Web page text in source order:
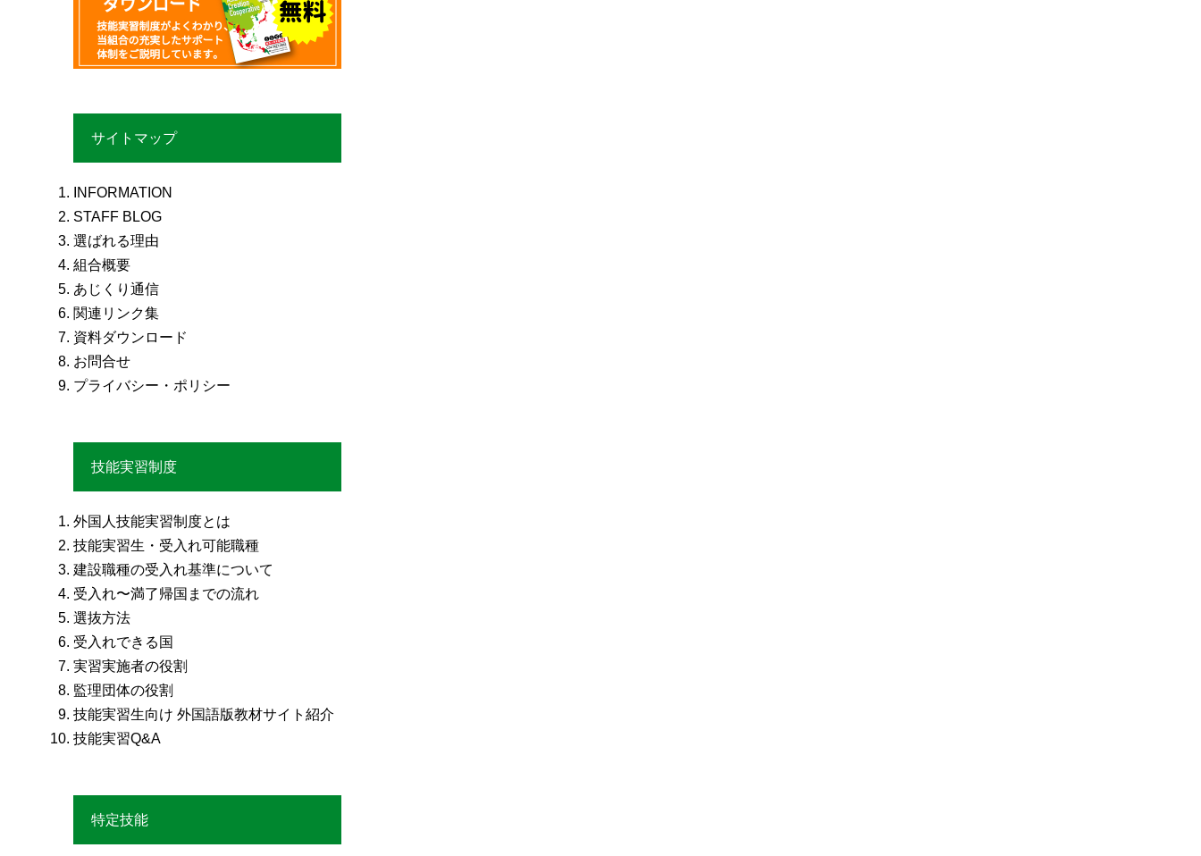
サイトマップ
INFORMATION
STAFF BLOG
選ばれる理由
組合概要
あじくり通信
関連リンク集
資料ダウンロード
お問合せ
プライバシー・ポリシー
技能実習制度
外国人技能実習制度とは
技能実習生・受入れ可能職種
建設職種の受入れ基準について
受入れ〜満了帰国までの流れ
選抜方法
受入れできる国
実習実施者の役割
監理団体の役割
技能実習生向け 外国語版教材サイト紹介
技能実習Q&A
特定技能